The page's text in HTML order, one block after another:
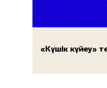
«Күшік күйеу»